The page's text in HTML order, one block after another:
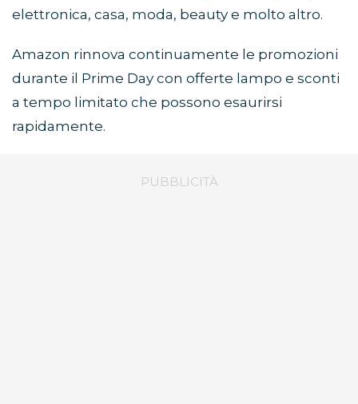
elettronica, casa, moda, beauty e molto altro.
Amazon rinnova continuamente le promozioni
durante il Prime Day con offerte lampo e sconti
a tempo limitato che possono esaurirsi
rapidamente.